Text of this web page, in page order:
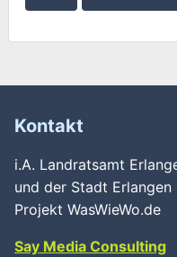
Kontakt
i.A. Landratsamt
und der Stadt Erlangen
Projekt WasWieWo.de
Say Media Consulting